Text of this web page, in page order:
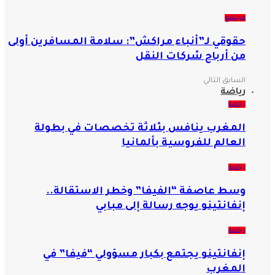
مجتمع
حقوقي لـ”أنباء مراكش”: سلامة المسافرين أولى
من أرباح شركات النقل
السابقالتالي
رياضة
رياضة
المغرب ينافس بثلاثة تخصصات في بطولة
العالم للفروسية بألمانيا
رياضة
وسط عاصفة “الفيفا” وخطر الاستقالة..
إنفانتينو يوجه رسالة إلى مبابي
رياضة
إنفانتينو يجتمع بكبار مسؤولي “فيفا” في
المغرب